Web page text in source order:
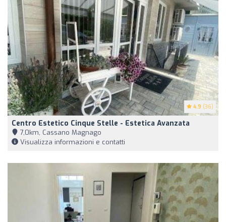
4.9 (36)
Centro Estetico Cinque Stelle - Estetica Avanzata
7,0km, Cassano Magnago
Visualizza informazioni e contatti